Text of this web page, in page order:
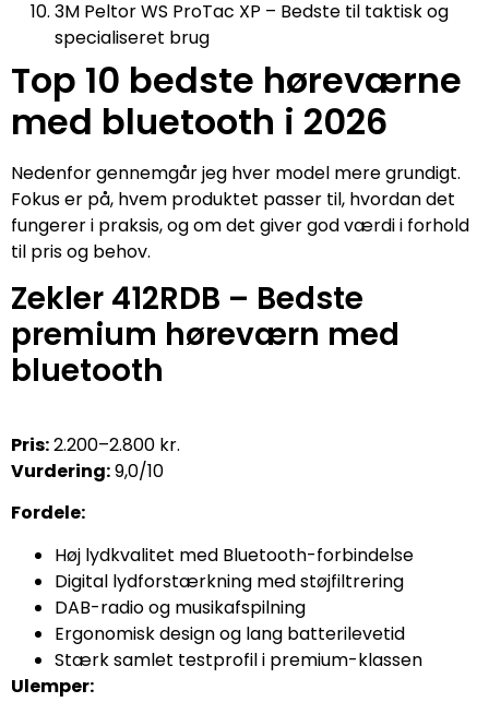
3M Peltor WS ProTac XP – Bedste til taktisk og
specialiseret brug
Top 10 bedste høreværne
med bluetooth i 2026
Nedenfor gennemgår jeg hver model mere grundigt.
Fokus er på, hvem produktet passer til, hvordan det
fungerer i praksis, og om det giver god værdi i forhold
til pris og behov.
Zekler 412RDB – Bedste
premium høreværn med
bluetooth
Pris:2.200–2.800 kr.
Vurdering:9,0/10
Fordele:
Høj lydkvalitet med Bluetooth-forbindelse
Digital lydforstærkning med støjfiltrering
DAB-radio og musikafspilning
Ergonomisk design og lang batterilevetid
Stærk samlet testprofil i premium-klassen
Ulemper: